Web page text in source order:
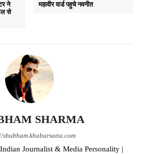
ने
से
महावीर वार्ड पहुचे नवनीत
SHARMA
shubham.khabarsatta.com
Journalist & Media Personality |